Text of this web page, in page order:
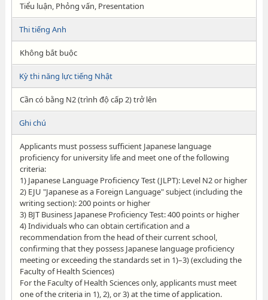
Tiểu luận, Phỏng vấn, Presentation
Thi tiếng Anh
Không bắt buộc
Kỳ thi năng lực tiếng Nhật
Cần có bằng N2 (trình độ cấp 2) trở lên
Ghi chú
Applicants must possess sufficient Japanese language
proficiency for university life and meet one of the following
criteria:
1) Japanese Language Proficiency Test (JLPT): Level N2 or higher
2) EJU "Japanese as a Foreign Language" subject (including the
writing section): 200 points or higher
3) BJT Business Japanese Proficiency Test: 400 points or higher
4) Individuals who can obtain certification and a
recommendation from the head of their current school,
confirming that they possess Japanese language proficiency
meeting or exceeding the standards set in 1)–3) (excluding the
Faculty of Health Sciences)
For the Faculty of Health Sciences only, applicants must meet
one of the criteria in 1), 2), or 3) at the time of application.